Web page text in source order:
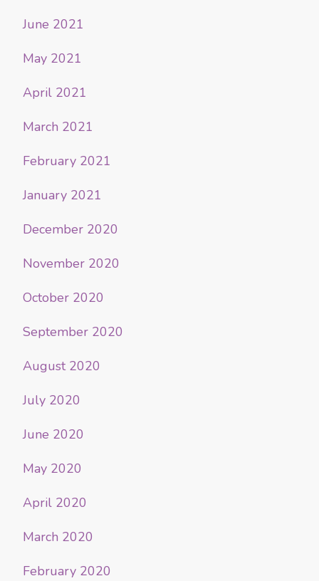
June 2021
May 2021
April 2021
March 2021
February 2021
January 2021
December 2020
November 2020
October 2020
September 2020
August 2020
July 2020
June 2020
May 2020
April 2020
March 2020
February 2020